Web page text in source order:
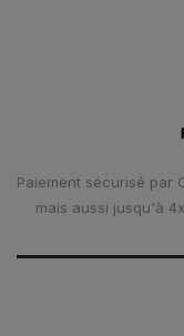
Paiement sécurisé par
mais aussi jusqu'à